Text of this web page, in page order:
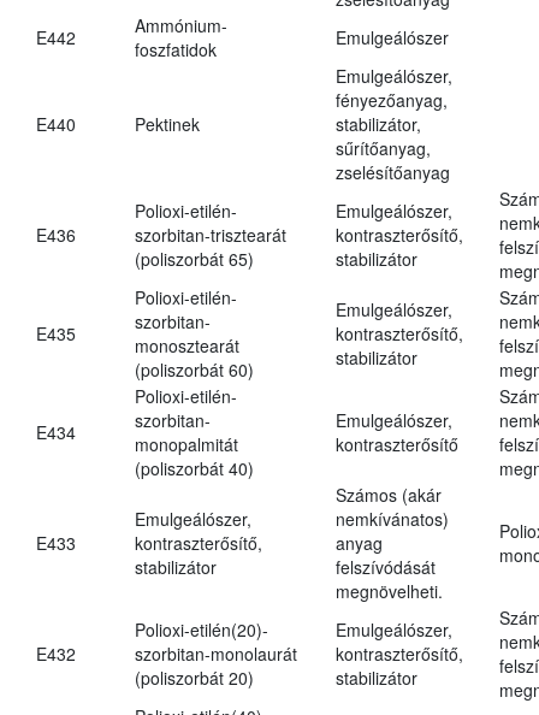
E442
Ammónium-
foszfatidok
Emulgeálószer
E440 Pektinek
Emulgeálószer,
fényezőanyag,
stabilizátor,
sűrítőanyag,
zselésítőanyag
E436
Polioxi-etilén-
szorbitan-trisztearát
(poliszorbát 65)
Emulgeálószer,
kontraszterősítő,
stabilizátor
E435
Polioxi-etilén-
szorbitan-
monosztearát
(poliszorbát 60)
Emulgeálószer,
kontraszterősítő,
stabilizátor
E434
Polioxi-etilén-
szorbitan-
monopalmitát
(poliszorbát 40)
Emulgeálószer,
kontraszterősítő
E433
Emulgeálószer,
kontraszterősítő,
stabilizátor
Számos (akár
nemkívánatos)
anyag
felszívódását
megnövelheti.
E432
Polioxi-etilén(20)-
szorbitan-monolaurát
(poliszorbát 20)
Emulgeálószer,
kontraszterősítő,
stabilizátor